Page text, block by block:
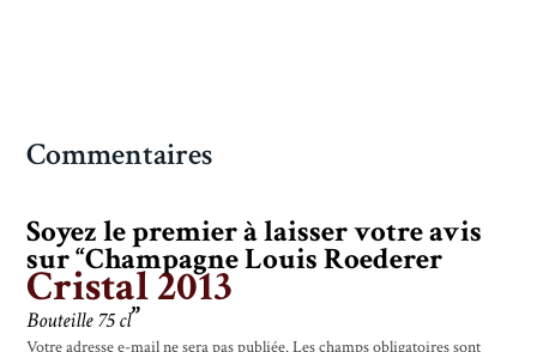
Commentaires
Soyez le premier à laisser votre avis
sur “Champagne Louis Roederer
Cristal 2013
Bouteille 75 cl”
Votre adresse e-mail ne sera pas publiée.Les champs obligatoires sont